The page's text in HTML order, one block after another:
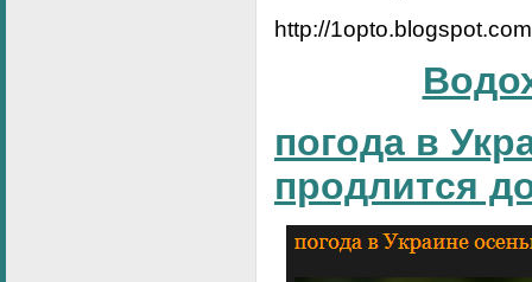
http://
погода в
продлится